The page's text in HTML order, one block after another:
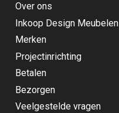
Over ons
Inkoop Design Meubelen
Merken
Projectinrichting
Betalen
Bezorgen
Veelgestelde vragen